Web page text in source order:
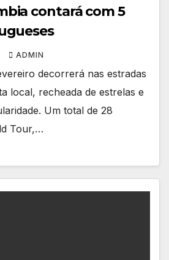
contará com 5
ADMIN
decorrerá nas estradas
local, recheada de estrelas e
Um total de 28
Tour,…